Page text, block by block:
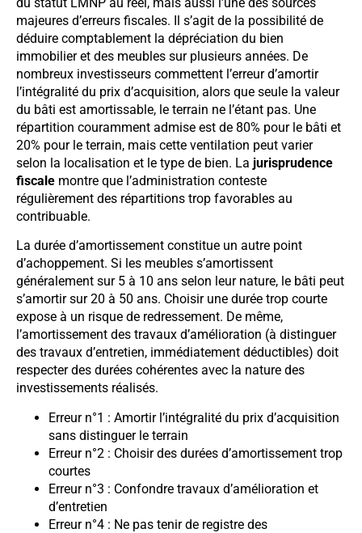
majeures d’erreurs fiscales. Il s’agit de la possibilité de
déduire comptablement la dépréciation du bien
immobilier et des meubles sur plusieurs années. De
nombreux investisseurs commettent l’erreur d’amortir
l’intégralité du prix d’acquisition, alors que seule la valeur
du bâti est amortissable, le terrain ne l’étant pas. Une
répartition couramment admise est de 80% pour le bâti et
20% pour le terrain, mais cette ventilation peut varier
selon la localisation et le type de bien. La jurisprudence
fiscale montre que l’administration conteste
régulièrement des répartitions trop favorables au
contribuable.
La durée d’amortissement constitue un autre point
d’achoppement. Si les meubles s’amortissent
généralement sur 5 à 10 ans selon leur nature, le bâti peut
s’amortir sur 20 à 50 ans. Choisir une durée trop courte
expose à un risque de redressement. De même,
l’amortissement des travaux d’amélioration (à distinguer
des travaux d’entretien, immédiatement déductibles) doit
respecter des durées cohérentes avec la nature des
investissements réalisés.
Erreur n°1 : Amortir l’intégralité du prix d’acquisition
sans distinguer le terrain
Erreur n°2 : Choisir des durées d’amortissement trop
courtes
Erreur n°3 : Confondre travaux d’amélioration et
d’entretien
Erreur n°4 : Ne pas tenir de registre des